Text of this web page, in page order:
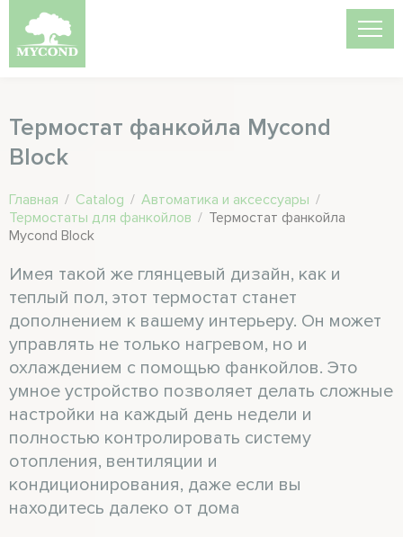
Термостат фанкойла Mycond
Block
Главная / Catalog / Автоматика и аксессуары /
Термостаты для фанкойлов / Термостат фанкойла
Mycond Block
Имея такой же глянцевый дизайн, как и
теплый пол, этот термостат станет
дополнением к вашему интерьеру. Он может
управлять не только нагревом, но и
охлаждением с помощью фанкойлов. Это
умное устройство позволяет делать сложные
настройки на каждый день недели и
полностью контролировать систему
отопления, вентиляции и
кондиционирования, даже если вы
находитесь далеко от дома